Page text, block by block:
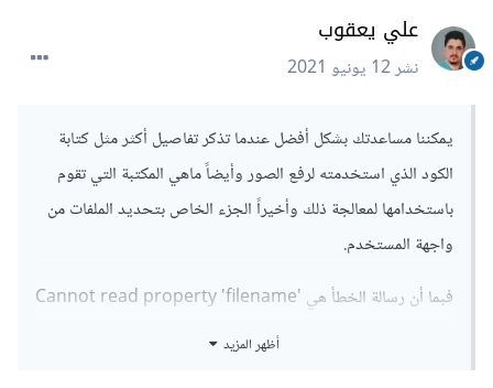
علي يعقوب
نشر12 يونيو 2021
يمكننا مساعدتك بشكل أفضل عندما تذكر تفاصيل أكثر مثل كتابة
الكود الذي استخدمته لرفع الصور وأيضاً ماهي المكتبة التي تقوم
باستخدامها لمعالجة ذلك وأخيراً الجزء الخاص بتحديد الملفات من
واجهة المستخدم.
فبما أن رسالة الخطأ هي Cannot read property 'filename'
of undefined هذا يعني أنه لا يتم التعرّف على الملف الذي قام
أظهر المزيد